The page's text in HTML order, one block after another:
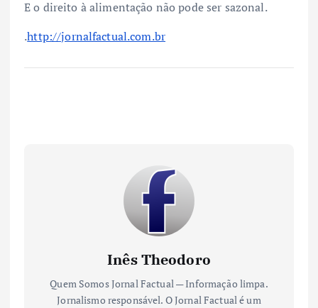
E o direito à alimentação não pode ser sazonal.
.http://jornalfactual.com.br
Inês Theodoro
Quem Somos Jornal Factual — Informação limpa.
Jornalismo responsável. O Jornal Factual é um